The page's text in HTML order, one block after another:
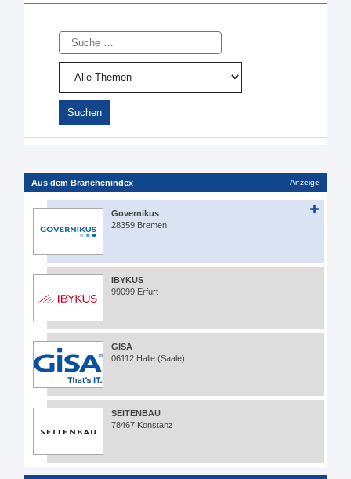
Suche
Aus dem Branchenindex Anzeige
Governikus
28359 Bremen
IBYKUS
99099 Erfurt
GISA
06112 Halle (Saale)
SEITENBAU
78467 Konstanz